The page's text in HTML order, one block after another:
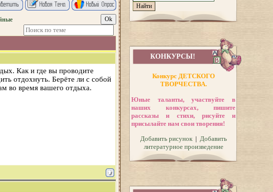
Как и где вы проводите
отдохнуть. Берёте ли с собой
во время вашего отдыха.
КОНКУРСЫ!
Конкурс ДЕТСКОГО
ТВОРЧЕСТВА.
Юные таланты, участвуйте в
наших конкурсах, пишите
рассказы и стихи, рисуйте и
присылайте нам свои творения!
Добавить рисунок| Добавить
литературное произведение